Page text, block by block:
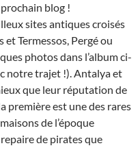
prochain blog !
sites antiques croisés
Termessos, Pergé ou
photos dans l’album ci-
notre trajet !). Antalya et
que leur réputation de
première est une des rares
de l’époque
de pirates que